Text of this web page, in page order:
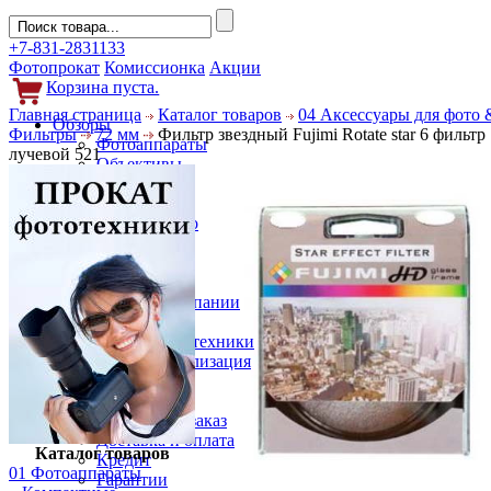
+7-831-2831133
Фотопрокат Комиссионка Акции
Корзина пуста.
Обзоры
Фотоаппараты
Объективы
Фильтры
Новости
Фото и видео
Аксессуары
Слухи
Новости компании
Услуги
Прокат фототехники
Выкуп и реализация
Покупателям
Акции
Как сделать заказ
Доставка и оплата
Кредит
Гарантии
Главная страница Каталог товаров
04 Аксессуары для фото
Фильтры
72 мм
Фильтр звездный Fujimi Rotate star 6 фильтр
лучевой 521
Каталог товаров
01 Фотоаппараты